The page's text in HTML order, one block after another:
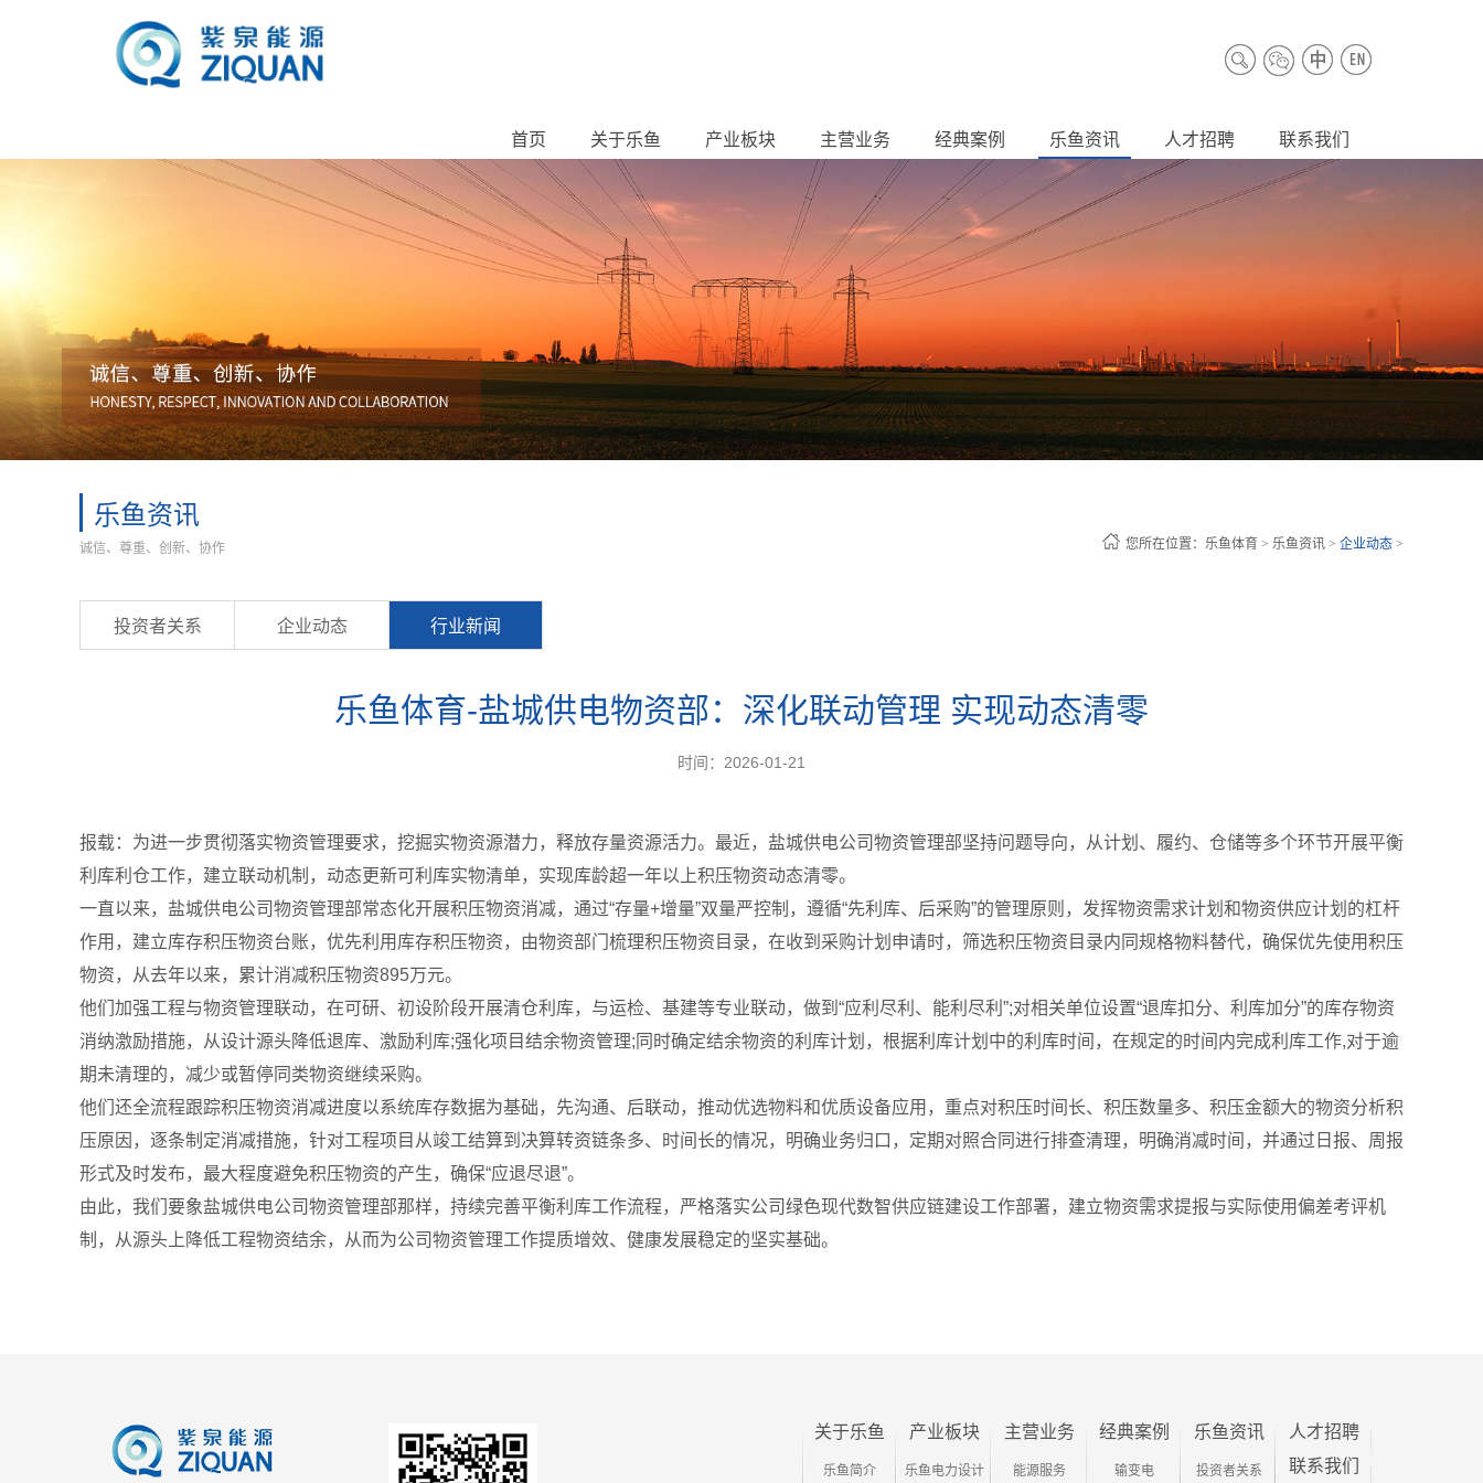
首页 关于乐鱼 产业板块 主营业务 经典案例 乐鱼资讯 人才招聘 联系我们
乐鱼资讯
诚信、尊重、创新、协作 您所在位置： 乐鱼体育 > 乐鱼资讯 > 企业动态 >
投资者关系 企业动态 行业新闻
乐鱼体育-盐城供电物资部：深化联动管理 实现动态清零
时间：2026-01-21
报载：为进一步贯彻落实物资管理要求，挖掘实物资源潜力，释放存量资源活力。最近，盐城供电公司物资管理部坚持问题导向，从计划、履约、仓储等多个环节开展平衡
利库利仓工作，建立联动机制，动态更新可利库实物清单，实现库龄超一年以上积压物资动态清零。
一直以来，盐城供电公司物资管理部常态化开展积压物资消减，通过“存量+增量”双量严控制，遵循“先利库、后采购”的管理原则，发挥物资需求计划和物资供应计划的杠杆
作用，建立库存积压物资台账，优先利用库存积压物资，由物资部门梳理积压物资目录，在收到采购计划申请时，筛选积压物资目录内同规格物料替代，确保优先使用积压
物资，从去年以来，累计消减积压物资895万元。
他们加强工程与物资管理联动，在可研、初设阶段开展清仓利库，与运检、基建等专业联动，做到“应利尽利、能利尽利”;对相关单位设置“退库扣分、利库加分”的库存物资
消纳激励措施，从设计源头降低退库、激励利库;强化项目结余物资管理;同时确定结余物资的利库计划，根据利库计划中的利库时间，在规定的时间内完成利库工作,对于逾
期未清理的，减少或暂停同类物资继续采购。
他们还全流程跟踪积压物资消减进度以系统库存数据为基础，先沟通、后联动，推动优选物料和优质设备应用，重点对积压时间长、积压数量多、积压金额大的物资分析积
压原因，逐条制定消减措施，针对工程项目从竣工结算到决算转资链条多、时间长的情况，明确业务归口，定期对照合同进行排查清理，明确消减时间，并通过日报、周报
形式及时发布，最大程度避免积压物资的产生，确保“应退尽退”。
由此，我们要象盐城供电公司物资管理部那样，持续完善平衡利库工作流程，严格落实公司绿色现代数智供应链建设工作部署，建立物资需求提报与实际使用偏差考评机
制，从源头上降低工程物资结余，从而为公司物资管理工作提质增效、健康发展稳定的坚实基础。
关于乐鱼
乐鱼简介
产业板块
乐鱼电力设计
主营业务
能源服务
经典案例
输变电
乐鱼资讯
投资者关系
人才招聘
联系我们